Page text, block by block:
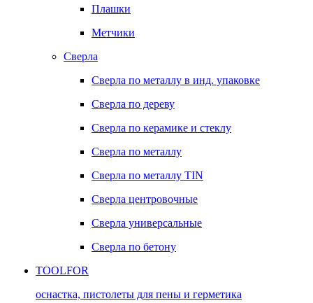
Плашки
Метчики
Сверла
Сверла по металлу в инд. упаковке
Сверла по дереву
Сверла по керамике и стеклу
Сверла по металлу
Сверла по металлу TIN
Сверла центровочные
Сверла универсальные
Сверла по бетону
TOOLFOR
оснастка, пистолеты для пены и герметика